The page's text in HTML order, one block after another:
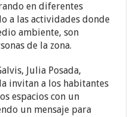
en diferentes
a las actividades donde
ambiente, son
de la zona.
Julia Posada,
invitan a los habitantes
espacios con un
un mensaje para